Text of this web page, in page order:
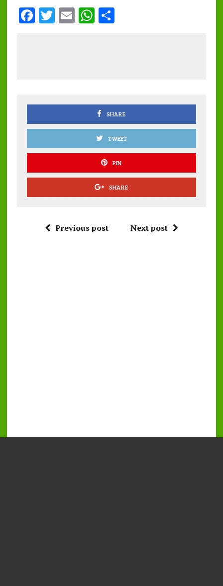
F
k
T E W
p
S
SHARE
TWEET
PIN
SHARE
Previous post Next post